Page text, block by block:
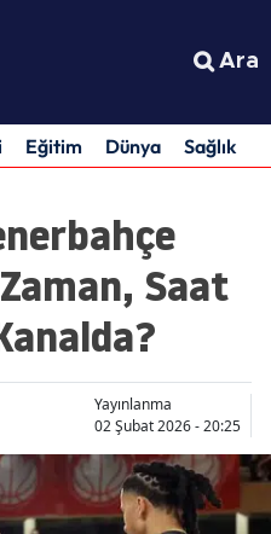
Ara
Eğitim Dünya Sağlık
Saat
Yayınlanma
02 Şubat 2026 - 20:25